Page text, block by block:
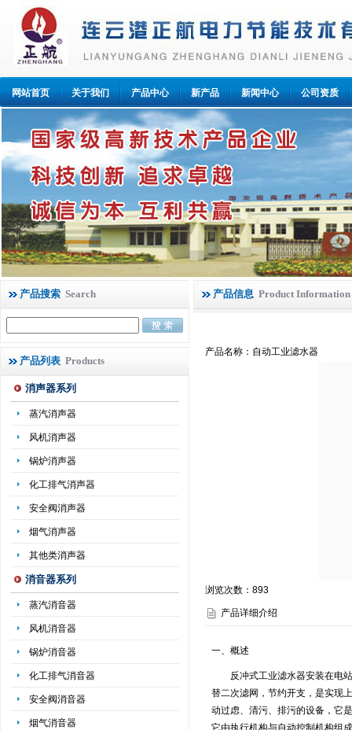
网站首页 关于我们 产品中心 新产品 新闻中心 公司资质
产品搜索 Search
产品列表 Products
消声器系列
蒸汽消声器
风机消声器
锅炉消声器
化工排气消声器
安全阀消声器
烟气消声器
其他类消声器
消音器系列
蒸汽消音器
风机消音器
锅炉消音器
化工排气消音器
安全阀消音器
烟气消音器
产品信息 Product Information
产品名称：自动工业滤水器
浏览次数： 893
产品详细介绍
一、概述
反冲式工业滤水器安装在电站
替二次滤网，节约开支，是实现
动过虑、清污、排污的设备，它
它由执行机构与自动控制机构组